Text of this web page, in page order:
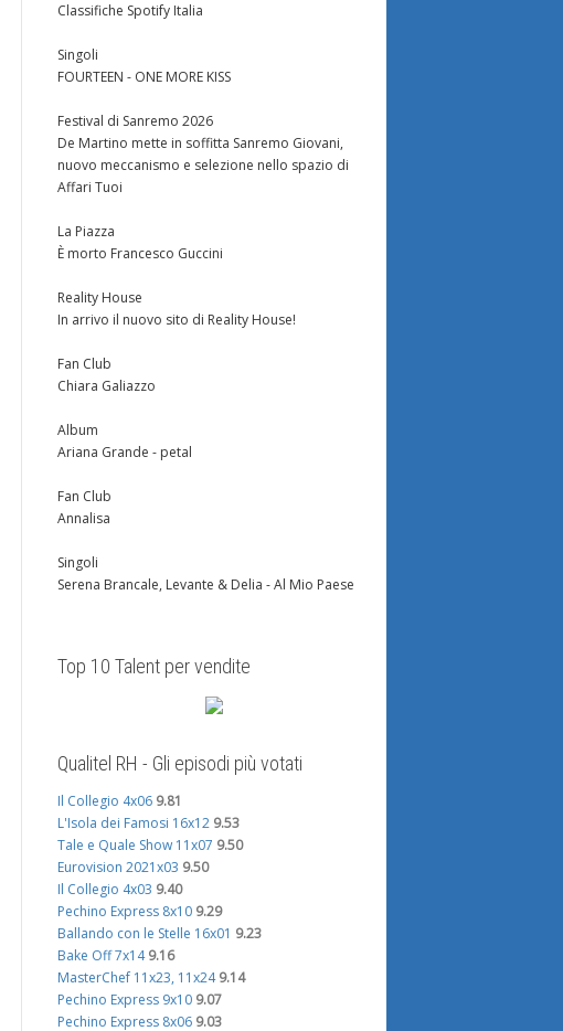
Classifiche Spotify Italia
Singoli
FOURTEEN - ONE MORE KISS
Festival di Sanremo 2026
De Martino mette in soffitta Sanremo Giovani,
nuovo meccanismo e selezione nello spazio di
Affari Tuoi
La Piazza
È morto Francesco Guccini
Reality House
In arrivo il nuovo sito di Reality House!
Fan Club
Chiara Galiazzo
Album
Ariana Grande - petal
Fan Club
Annalisa
Singoli
Serena Brancale, Levante & Delia - Al Mio Paese
Top 10 Talent per vendite
Qualitel RH - Gli episodi più votati
Il Collegio 4x06 9.81
L'Isola dei Famosi 16x12 9.53
Tale e Quale Show 11x07 9.50
Eurovision 2021x03 9.50
Il Collegio 4x03 9.40
Pechino Express 8x10 9.29
Ballando con le Stelle 16x01 9.23
Bake Off 7x14 9.16
MasterChef 11x23, 11x24 9.14
Pechino Express 9x10 9.07
Pechino Express 8x06 9.03